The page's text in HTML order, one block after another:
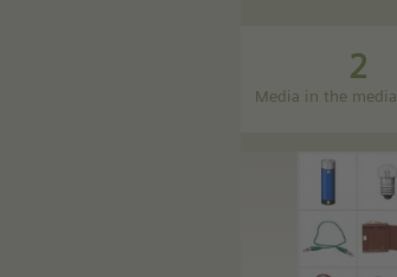
2
Media in the